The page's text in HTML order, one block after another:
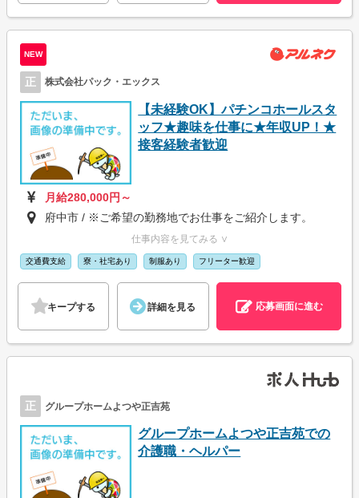
NEW
正 株式会社パック・エックス
【未経験OK】パチンコホールスタ
ッフ★趣味を仕事に★年収UP！★
接客経験者歓迎
月給280,000円～
府中市 / ※ご希望の勤務地でお仕事をご紹介します。
仕事内容を見てみる ∨
交通費支給 寮・社宅あり 制服あり フリーター歓迎
キープする 詳細を見る 応募画面に進む
正 グループホームよつや正吉苑
グループホームよつや正吉苑での
介護職・ヘルパー